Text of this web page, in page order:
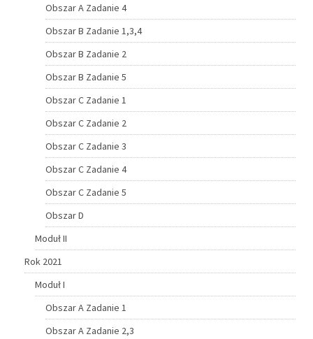
Obszar A Zadanie 4
Obszar B Zadanie 1,3,4
Obszar B Zadanie 2
Obszar B Zadanie 5
Obszar C Zadanie 1
Obszar C Zadanie 2
Obszar C Zadanie 3
Obszar C Zadanie 4
Obszar C Zadanie 5
Obszar D
Moduł II
Rok 2021
Moduł I
Obszar A Zadanie 1
Obszar A Zadanie 2,3